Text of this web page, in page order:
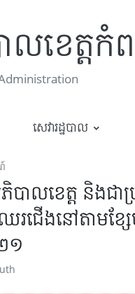
ាលខេត្តកំ
សេវារដ្ឋបាល
បាលខេត្ត និង
ជើងនៅតាមខ្ស
១